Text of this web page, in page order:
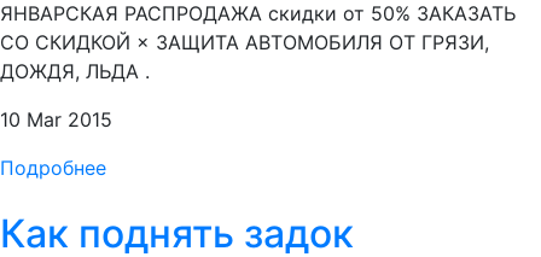
ЯНВАРСКАЯ РАСПРОДАЖА скидки от 50% ЗАКАЗАТЬ
СО СКИДКОЙ × ЗАЩИТА АВТОМОБИЛЯ ОТ ГРЯЗИ,
ДОЖДЯ, ЛЬДА .
10 Mar 2015
Подробнее
Как поднять задок